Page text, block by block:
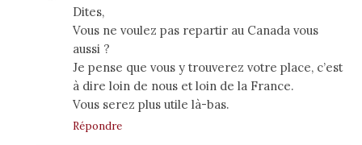
Dites,
Vous ne voulez pas repartir au Canada vous
aussi ?
Je pense que vous y trouverez votre place, c’est
à dire loin de nous et loin de la France.
Vous serez plus utile là-bas.
Répondre